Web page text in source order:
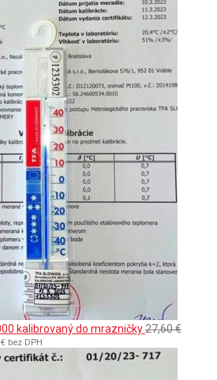
kalibrovaný do mrazničky27,60€
€ bez DPH